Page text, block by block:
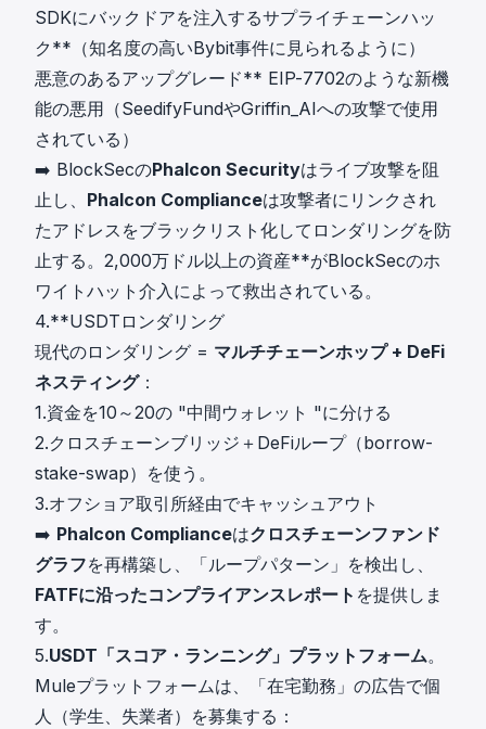
SDKにバックドアを注入するサプライチェーンハッ
ク**（知名度の高いBybit事件に見られるように）
悪意のあるアップグレード** EIP-7702のような新機
能の悪用（SeedifyFundやGriffin_AIへの攻撃で使用
されている）
➡️ BlockSecのPhalcon Securityはライブ攻撃を阻
止し、 Phalcon Complianceは攻撃者にリンクされ
たアドレスをブラックリスト化してロンダリングを防
止する。2,000万ドル以上の資産**がBlockSecのホ
ワイトハット介入によって救出されている。
4.**USDTロンダリング
現代のロンダリング = マルチチェーンホップ + DeFi
ネスティング：
1.資金を10～20の "中間ウォレット "に分ける
2.クロスチェーンブリッジ＋DeFiループ（borrow-
stake-swap）を使う。
3.オフショア取引所経由でキャッシュアウト
➡️ Phalcon Complianceはクロスチェーンファンド
グラフを再構築し、「ループパターン」を検出し、
FATFに沿ったコンプライアンスレポート を提供しま
す。
5.USDT「スコア・ランニング」プラットフォーム。
Muleプラットフォームは、「在宅勤務」の広告で個
人（学生、失業者）を募集する：